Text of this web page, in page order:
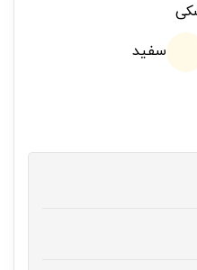
سفید